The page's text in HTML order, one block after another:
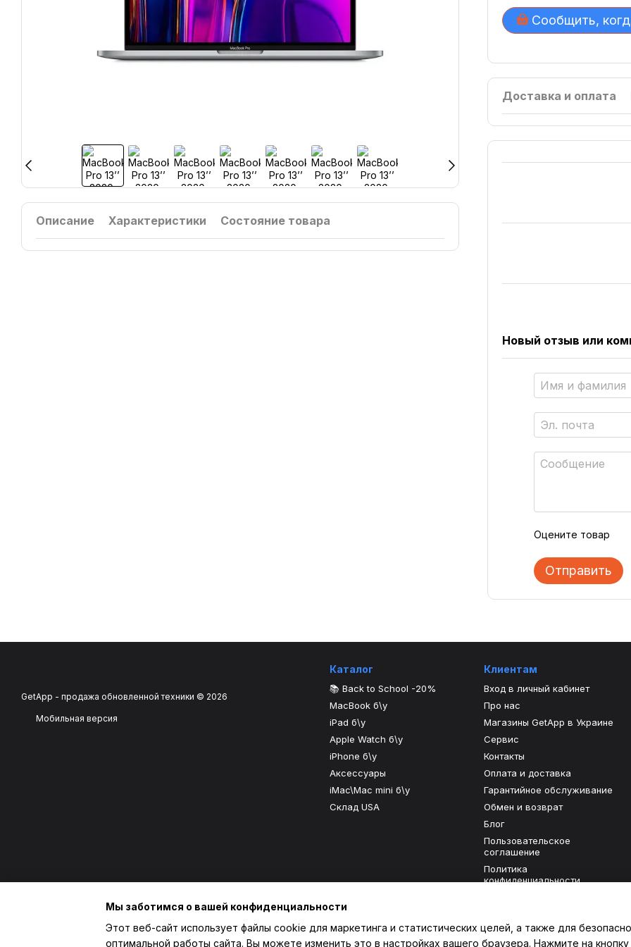
Описание Характеристики Состояние товара
Сообщить,
Доставка и оплата
Новый отзыв или
Оцените товар
Отправить
GetApp - продажа обновленной техники © 2026
Мобильная версия
Каталог
📚 Back to School -20%
MacBook б\у
iPad б\у
Apple Watch б\у
iPhone б\у
Аксессуары
iMac\Mac mini б\у
Склад USA
Клиентам
Вход в личный кабинет
Про нас
Магазины GetApp в Украине
Сервис
Контакты
Оплата и доставка
Гарантийное обслуживание
Обмен и возврат
Блог
Пользовательское
соглашение
Политика
конфиденциальности
Мы в соцсетях
Мы заботимся о вашей конфиденциальности
Этот веб-сайт использует файлы cookie для маркетинга и статистических целей, а также для
оптимальной работы сайта. Вы можете изменить это в настройках вашего браузера. Нажмите на кнопку